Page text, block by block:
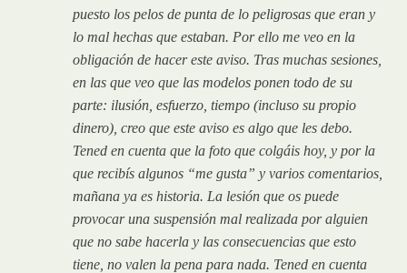
puesto los pelos de punta de lo peligrosas que eran y
lo mal hechas que estaban. Por ello me veo en la
obligación de hacer este aviso. Tras muchas sesiones,
en las que veo que las modelos ponen todo de su
parte: ilusión, esfuerzo, tiempo (incluso su propio
dinero), creo que este aviso es algo que les debo.
Tened en cuenta que la foto que colgáis hoy, y por la
que recibís algunos “me gusta” y varios comentarios,
mañana ya es historia. La lesión que os puede
provocar una suspensión mal realizada por alguien
que no sabe hacerla y las consecuencias que esto
tiene, no valen la pena para nada. Tened en cuenta